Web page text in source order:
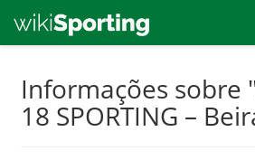
main
Informações sobre
18 SPORTING –